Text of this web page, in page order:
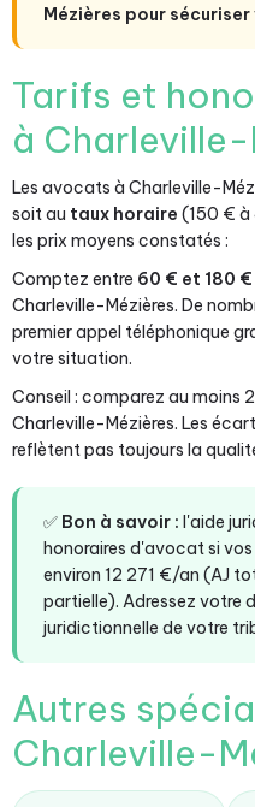
Mézières pour
Tarifs et
à
Les avocats à Charleville-
soit au taux horaire (150 € à
les prix moyens constatés :
Comptez entre 60 € et 180 €
Charleville-Mézières. De
premier appel téléphonique
votre situation.
Conseil : comparez au moins
Charleville-Mézières. Les
reflètent pas toujours la
✅ Bon à savoir : l'aide
honoraires d'avocat si
environ 12 271 €/an (AJ
partielle). Adressez votre
juridictionnelle de votre
Autres
Charleville-